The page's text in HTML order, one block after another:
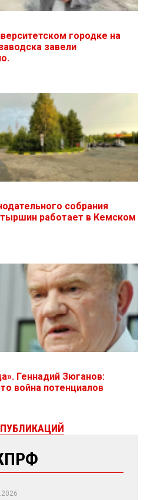
городке на
завели
собрания
работает в Кемском
Геннадий Зюганов:
война потенциалов